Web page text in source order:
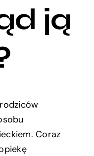
ją
Coraz